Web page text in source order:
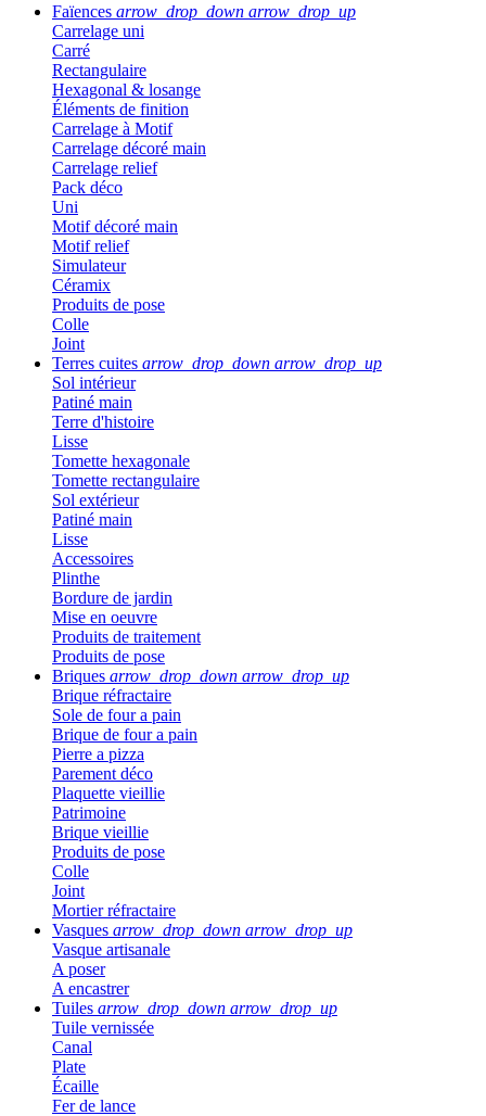
Faïences arrow_drop_down arrow_drop_up
Carrelage uni
Carré
Rectangulaire
Hexagonal & losange
Éléments de finition
Carrelage à Motif
Carrelage décoré main
Carrelage relief
Pack déco
Uni
Motif décoré main
Motif relief
Simulateur
Céramix
Produits de pose
Colle
Joint
Terres cuites arrow_drop_down arrow_drop_up
Sol intérieur
Patiné main
Terre d'histoire
Lisse
Tomette hexagonale
Tomette rectangulaire
Sol extérieur
Patiné main
Lisse
Accessoires
Plinthe
Bordure de jardin
Mise en oeuvre
Produits de traitement
Produits de pose
Briques arrow_drop_down arrow_drop_up
Brique réfractaire
Sole de four a pain
Brique de four a pain
Pierre a pizza
Parement déco
Plaquette vieillie
Patrimoine
Brique vieillie
Produits de pose
Colle
Joint
Mortier réfractaire
Vasques arrow_drop_down arrow_drop_up
Vasque artisanale
A poser
A encastrer
Tuiles arrow_drop_down arrow_drop_up
Tuile vernissée
Canal
Plate
Écaille
Fer de lance